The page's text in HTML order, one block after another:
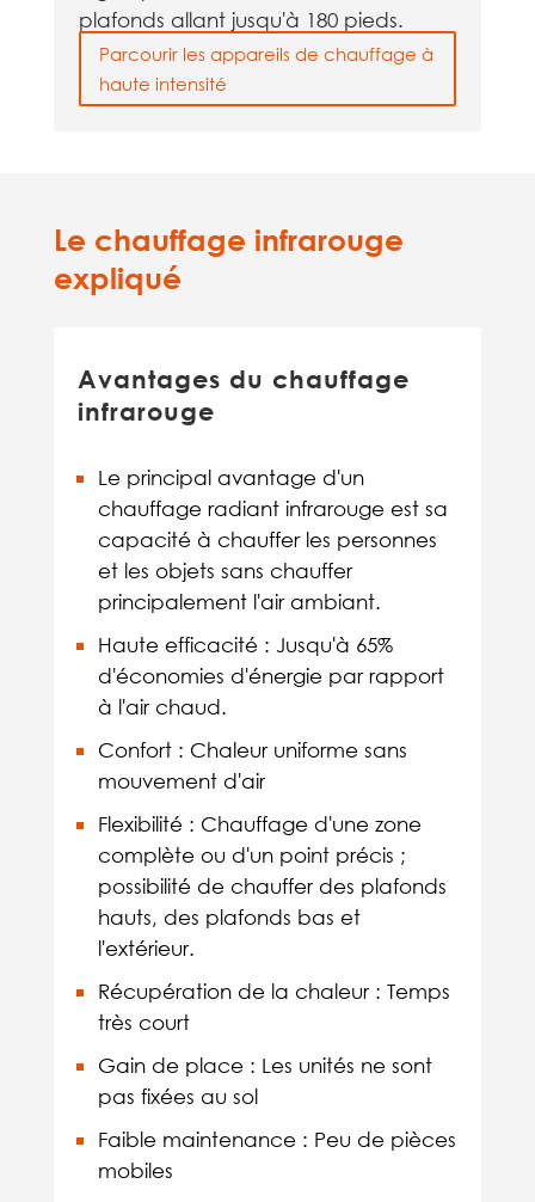
plafonds allant jusqu'à 180 pieds.
Parcourir les appareils de chauffage à
haute intensité
Le chauffage infrarouge
expliqué
Avantages du chauffage
infrarouge
Le principal avantage d'un
chauffage radiant infrarouge est sa
capacité à chauffer les personnes
et les objets sans chauffer
principalement l'air ambiant.
Haute efficacité : Jusqu'à 65%
d'économies d'énergie par rapport
à l'air chaud.
Confort : Chaleur uniforme sans
mouvement d'air
Flexibilité : Chauffage d'une zone
complète ou d'un point précis ;
possibilité de chauffer des plafonds
hauts, des plafonds bas et
l'extérieur.
Récupération de la chaleur : Temps
très court
Gain de place : Les unités ne sont
pas fixées au sol
Faible maintenance : Peu de pièces
mobiles